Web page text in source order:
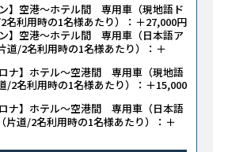
】空港～ホテル間 専用車（現地語ド
名利用時の1名様あたり）：＋27,000円
】空港～ホテル間 専用車（日本語ア
道/2名利用時の1名様あたり）：＋
ナ】ホテル～空港間 専用車（現地語
/2名利用時の1名様あたり）：＋15,000
ナ】ホテル～空港間 専用車（日本語
片道/2名利用時の1名様あたり）：＋